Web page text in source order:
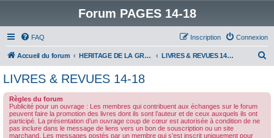
Forum PAGES 14-18
FAQ Connexion
Inscription
Accueil du forum HERITAGE DE LA GRANDE GUERRE : LIVRES & REVUES 14-18
LIVRES & REVUES 14-18
Règles du forum
Publicité pour un ouvrage : Les membres qui contribuent aux échanges sur le forum
peuvent faire la promotion des livres dont ils sont l’auteur et de ceux auxquels ils ont
participé. La présentation d’un ouvrage coup de cœur est autorisée à condition de ne
pas inclure dans le message de liens vers un bon de souscription ou un site
marchand. Les messages postés par un membre qui s’est inscrit uniquement pour